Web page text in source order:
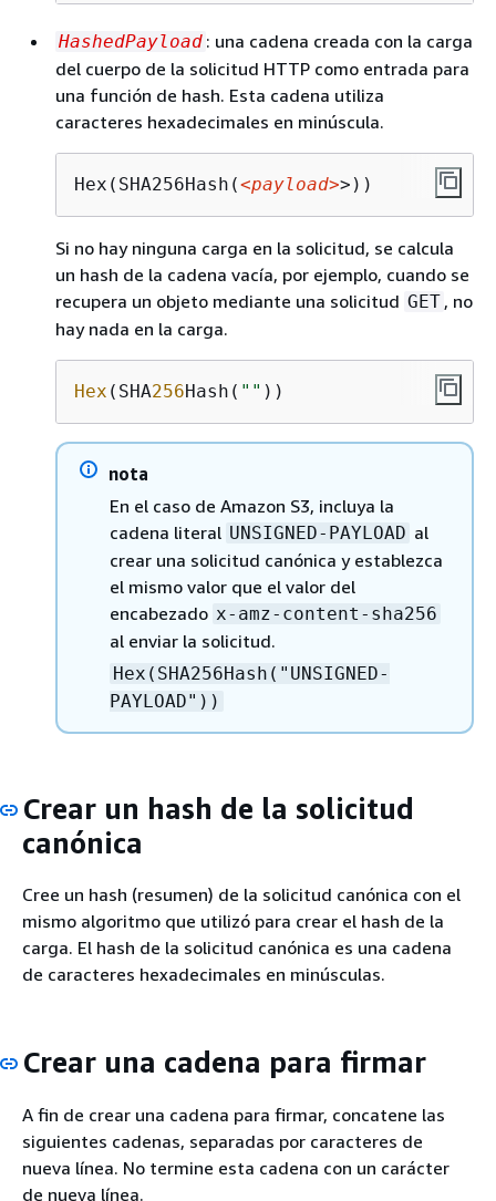
HashedPayload : una cadena creada con la carga
del cuerpo de la solicitud HTTP como entrada para
una función de hash. Esta cadena utiliza
caracteres hexadecimales en minúscula.
Hex(SHA256Hash(<payload>>))
Si no hay ninguna carga en la solicitud, se calcula
un hash de la cadena vacía, por ejemplo, cuando se
recupera un objeto mediante una solicitud GET , no
hay nada en la carga.
Hex (SHA256Hash( "" ))
nota
En el caso de Amazon S3, incluya la
cadena literal UNSIGNED-PAYLOAD al
crear una solicitud canónica y establezca
el mismo valor que el valor del
encabezado x-amz-content-sha256
al enviar la solicitud.
Hex(SHA256Hash("UNSIGNED-
PAYLOAD"))
Crear un hash de la solicitud
canónica
Cree un hash (resumen) de la solicitud canónica con el
mismo algoritmo que utilizó para crear el hash de la
carga. El hash de la solicitud canónica es una cadena
de caracteres hexadecimales en minúsculas.
Crear una cadena para firmar
A fin de crear una cadena para firmar, concatene las
siguientes cadenas, separadas por caracteres de
nueva línea. No termine esta cadena con un carácter
de nueva línea.